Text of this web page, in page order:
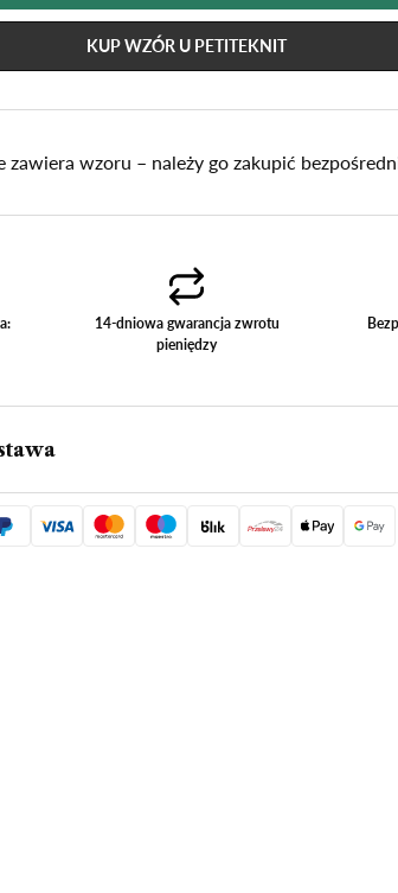
KUP WZÓR U PETITEKNIT
zawiera wzoru – należy go zakupić
14-dniowa gwarancja zwrotu
pieniędzy